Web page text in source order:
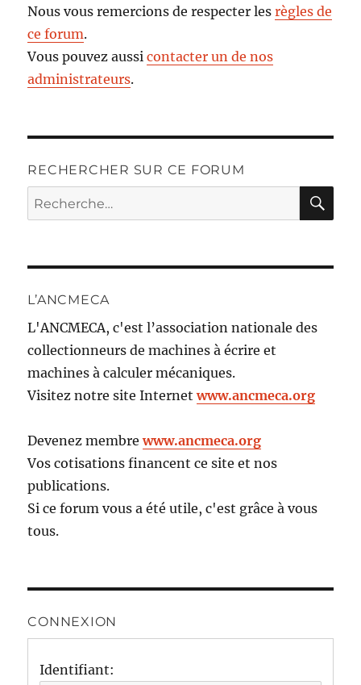
Nous vous remercions de respecter lesrègles de
ce forum.
Vous pouvez aussicontacter un de nos
administrateurs.
RECHERCHER SUR CE FORUM
Recherche
pour :
L’ANCMECA
L'ANCMECA, c'est l’association nationale des
collectionneurs de machines à écrire et
machines à calculer mécaniques.
Visitez notre site Internetwww.ancmeca.org
Devenez membrewww.ancmeca.org
Vos cotisations financent ce site et nos
publications.
Si ce forum vous a été utile, c'est grâce à vous
tous.
CONNEXION
Identifiant: